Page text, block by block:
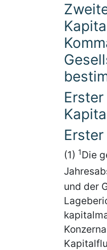
(1) 1Die
und der